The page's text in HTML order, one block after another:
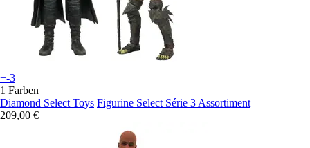
+-3
1 Farben
Diamond Select Toys Figurine Select Série 3 Assortiment
209,00 €